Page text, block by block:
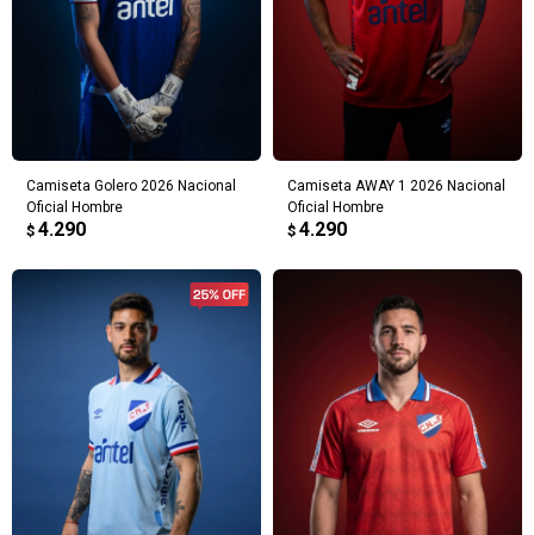
Camiseta Golero 2026 Nacional
Oficial Hombre
$ 4.290
Camiseta AWAY 1 2026 Nacional
Oficial Hombre
$ 4.290
¡Sumate a la forma más ágil de
Comprá en 3 cuotas sin recargo o hasta en
12 cuotas * ¡Solo con tu cédula!
* sujeto aprobación crediticia.